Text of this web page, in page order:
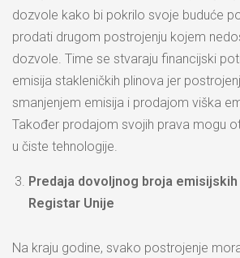
dozvole kako bi pokrilo svoje buduće
prodati drugom postrojenju kojem
dozvole. Time se stvaraju financijski
emisija stakleničkih plinova jer
smanjenjem emisija i prodajom viška
Također prodajom svojih prava mogu
u čiste tehnologije.
Predaja dovoljnog broja
Registar Unije
Na kraju godine, svako postrojenje